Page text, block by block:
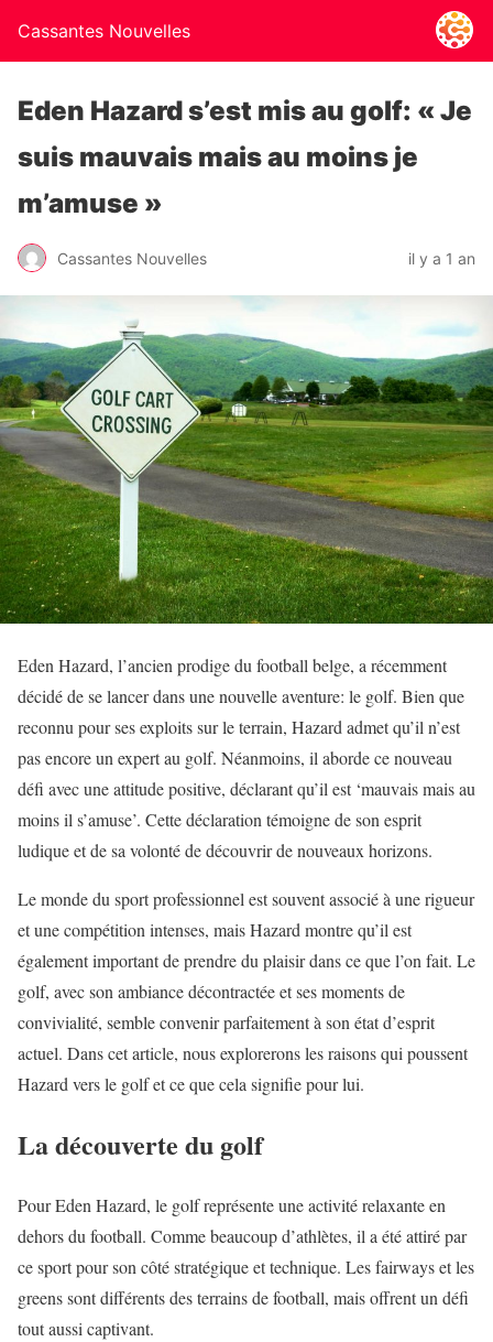
Cassantes Nouvelles
Eden Hazard s’est mis au golf: « Je
suis mauvais mais au moins je
m’amuse »
Cassantes Nouvelles il y a 1 an
Eden Hazard, l’ancien prodige du football belge, a récemment
décidé de se lancer dans une nouvelle aventure: le golf. Bien que
reconnu pour ses exploits sur le terrain, Hazard admet qu’il n’est
pas encore un expert au golf. Néanmoins, il aborde ce nouveau
défi avec une attitude positive, déclarant qu’il est ‘mauvais mais au
moins il s’amuse’. Cette déclaration témoigne de son esprit
ludique et de sa volonté de découvrir de nouveaux horizons.
Le monde du sport professionnel est souvent associé à une rigueur
et une compétition intenses, mais Hazard montre qu’il est
également important de prendre du plaisir dans ce que l’on fait. Le
golf, avec son ambiance décontractée et ses moments de
convivialité, semble convenir parfaitement à son état d’esprit
actuel. Dans cet article, nous explorerons les raisons qui poussent
Hazard vers le golf et ce que cela signifie pour lui.
La découverte du golf
Pour Eden Hazard, le golf représente une activité relaxante en
dehors du football. Comme beaucoup d’athlètes, il a été attiré par
ce sport pour son côté stratégique et technique. Les fairways et les
greens sont différents des terrains de football, mais offrent un défi
tout aussi captivant.